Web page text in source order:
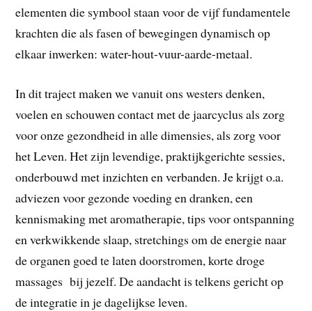
elementen die symbool staan voor de vijf fundamentele
krachten die als fasen of bewegingen dynamisch op
elkaar inwerken: water-hout-vuur-aarde-metaal.
In dit traject maken we vanuit ons westers denken,
voelen en schouwen contact met de jaarcyclus als zorg
voor onze gezondheid in alle dimensies, als zorg voor
het Leven. Het zijn levendige, praktijkgerichte sessies,
onderbouwd met inzichten en verbanden. Je krijgt o.a.
adviezen voor gezonde voeding en dranken, een
kennismaking met aromatherapie, tips voor ontspanning
en verkwikkende slaap, stretchings om de energie naar
de organen goed te laten doorstromen, korte droge
massages bij jezelf. De aandacht is telkens gericht op
de integratie in je dagelijkse leven.